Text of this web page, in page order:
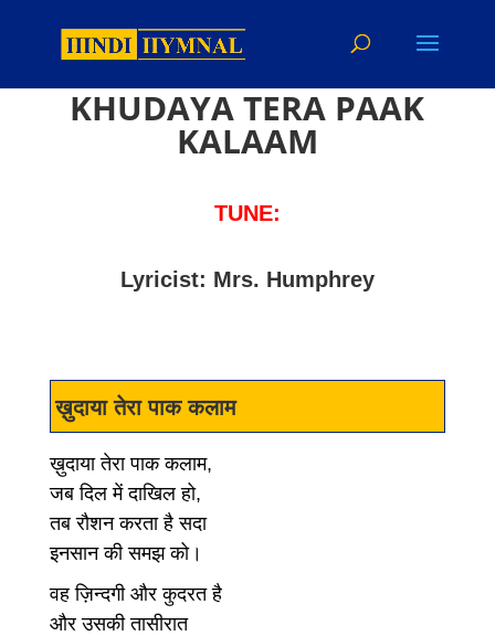
KHUDAYA TERA PAAK
KALAAM
TUNE:
Lyricist: Mrs. Humphrey
ख़ुदाया तेरा पाक कलाम
ख़ुदाया तेरा पाक कलाम,
जब दिल में दाखिल हो,
तब रौशन करता है सदा
इनसान की समझ को।
वह ज़िन्दगी और कुदरत है
और उसकी तासीरात